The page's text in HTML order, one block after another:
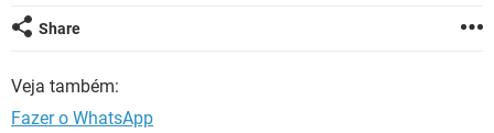
INSTAGRAM
INSTAGRAM
GUIA DE COMPRAS
Share
Veja também:
Fazer o WhatsApp